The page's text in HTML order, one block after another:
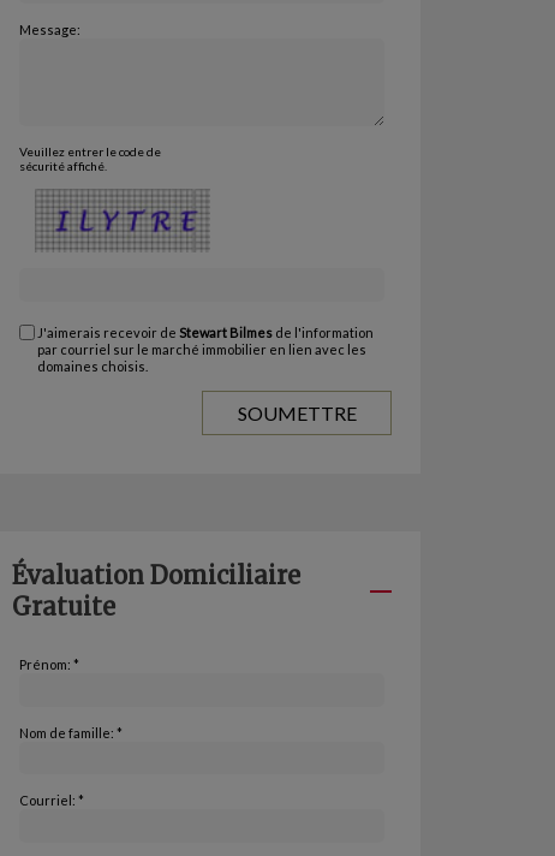
Message:
Veuillez entrer le code de
sécurité affiché.
J'aimerais recevoir deStewart Bilmes de l'information
par courriel sur le marché immobilier en lien avec les
domaines choisis.
Évaluation Domiciliaire
Gratuite
Prénom: *
Nom de famille: *
Courriel: *